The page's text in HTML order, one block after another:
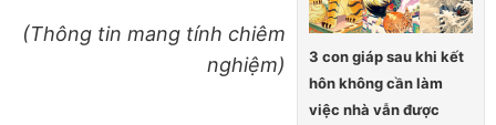
3 con giáp sau khi kết
hôn không cần làm
việc nhà vẫn được
(Thông tin mang tính chiêm
nghiệm)